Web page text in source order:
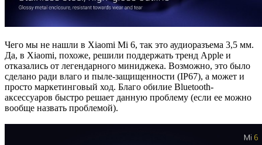
Чего мы не нашли в Xiaomi Mi 6, так это аудиоразъема 3,5 мм.
Да, в Xiaomi, похоже, решили поддержать тренд Apple и
отказались от легендарного миниджека. Возможно, это было
сделано ради влаго и пыле-защищенности (IP67), а может и
просто маркетинговый ход. Благо обилие Bluetooth-
аксессуаров быстро решает данную проблему (если ее можно
вообще назвать проблемой).